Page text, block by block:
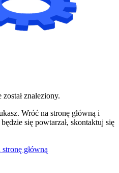
znaleziony.
Wróć na stronę główną i
się powtarzał, skontaktuj się
główną